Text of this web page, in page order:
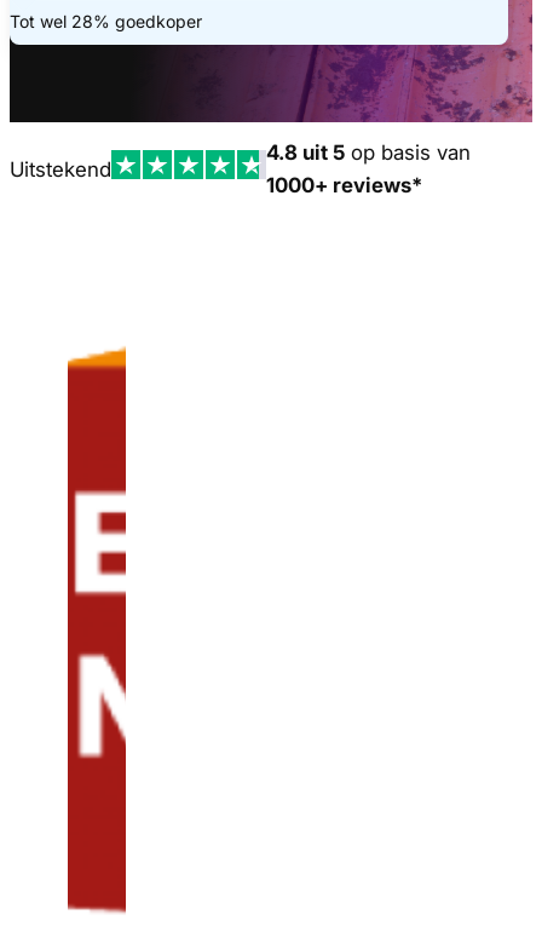
Tot wel 28% goedkoper
Uitstekend
4.8 uit 5 op basis van
1000+ reviews*